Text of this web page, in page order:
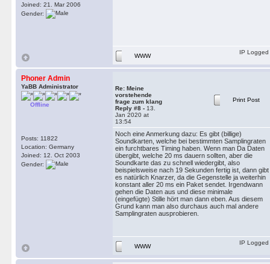
Joined: 21. Mar 2006
Gender:
WWW
IP Logged
Phoner Admin
YaBB Administrator
Offline
Posts: 11822
Location: Germany
Joined: 12. Oct 2003
Gender:
Re: Meine
vorstehende
frage zum klang
Reply #8 - 13.
Jan 2020 at
13:54
Print Post
Noch eine Anmerkung dazu: Es gibt (billige)
Soundkarten, welche bei bestimmten Samplingraten
ein furchtbares Timing haben. Wenn man Da Daten
übergibt, welche 20 ms dauern sollten, aber die
Soundkarte das zu schnell wiedergibt, also
beispielsweise nach 19 Sekunden fertig ist, dann gibt
es natürlich Knarzer, da die Gegenstelle ja weiterhin
konstant aller 20 ms ein Paket sendet. Irgendwann
gehen die Daten aus und diese minimale
(eingefügte) Stille hört man dann eben. Aus diesem
Grund kann man also durchaus auch mal andere
Samplingraten ausprobieren.
WWW
IP Logged